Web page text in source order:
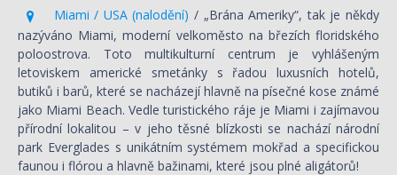
Miami / USA (nalodění) / „Brána Ameriky“, tak je někdy
nazýváno Miami, moderní velkoměsto na březích floridského
poloostrova. Toto multikulturní centrum je vyhlášeným
letoviskem americké smetánky s řadou luxusních hotelů,
butiků i barů, které se nacházejí hlavně na písečné kose známé
jako Miami Beach. Vedle turistického ráje je Miami i zajímavou
přírodní lokalitou – v jeho těsné blízkosti se nachází národní
park Everglades s unikátním systémem mokřad a specifickou
faunou i flórou a hlavně bažinami, které jsou plné aligátorů!